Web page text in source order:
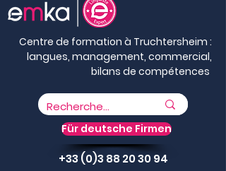
Centre de formation à Truchtersheim :
langues, management, commercial,
bilans de compétences
Für deutsche Firmen
+33 (0)3 88 20 30 94